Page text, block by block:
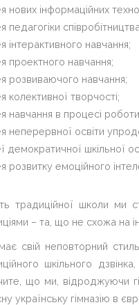
нових інформаційних
педагогіки
інтерактивного навчання;
проектного навчання;
розвиваючого навчання;
колективної творчості;
навчання в процесі
неперервної освіти
демократичної шкільної
розвитку емоційного
традиційної школи
– та, що не схожа на
свій неповторний
шкільного
що ми, відроджуючи
українську гімназію в